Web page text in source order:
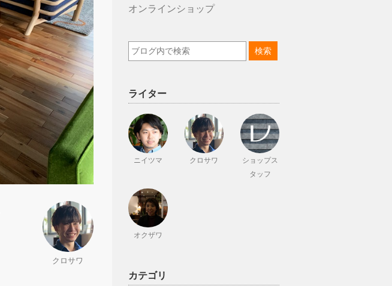
クロサワ
オンラインショップ
ライター
ニイツマ クロサワ
ショップス
タッフ
オクザワ
カテゴリ